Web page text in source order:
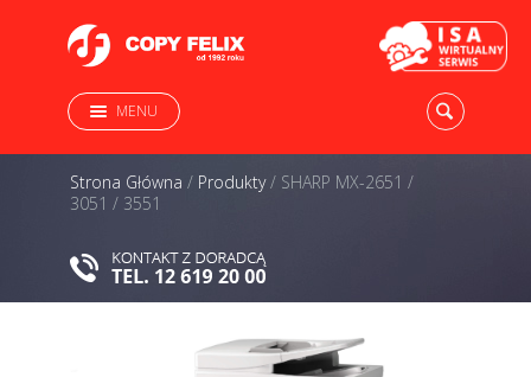
MENU
Strona Główna / Produkty/ SHARP MX-2651 /
3051 / 3551